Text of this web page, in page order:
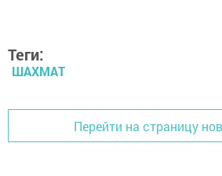
Теги:
ШАХМАТ
Перейти на страницу